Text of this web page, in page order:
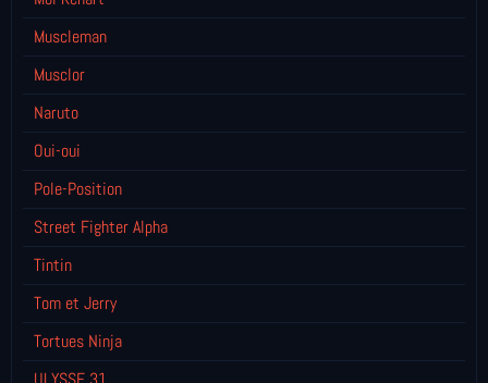
Muscleman
Musclor
Naruto
Oui-oui
Pole-Position
Street Fighter Alpha
Tintin
Tom et Jerry
Tortues Ninja